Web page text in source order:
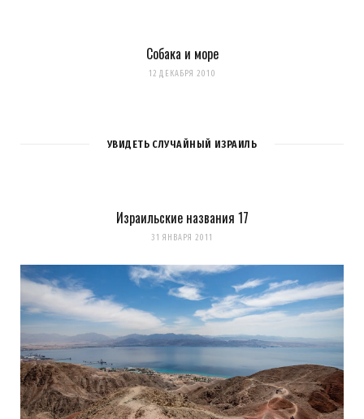
Собака и море
12 ДЕКАБРЯ 2010
УВИДЕТЬ СЛУЧАЙНЫЙ ИЗРАИЛЬ
Израильские названия 17
31 ЯНВАРЯ 2011